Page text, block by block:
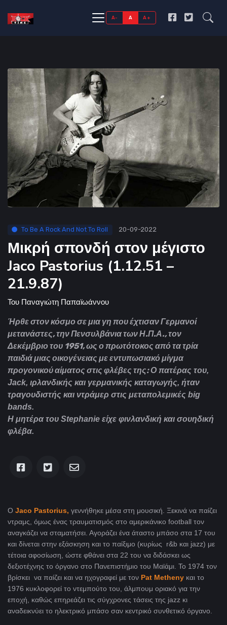
A- A A+
To Be A Rock And Not To Roll 20-09-2022
Μικρή σπονδή στον μέγιστο
Jaco Pastorius (1.12.51 –
21.9.87)
Του Παναγιώτη Παπαϊωάννου
Ήρθε στον κόσμο σε μια γη που έχτισαν Γερμανοί
μετανάστες, την Πενσυλβάνια των Η.Π.Α., τον
Δεκέμβριο του 1951, ως ο πρωτότοκος από τα τρία
παιδιά μιας οικογένειας με εντυπωσιακό μίγμα
προγονικού αίματος στις φλέβες της:Ο πατέρας του,
Jack, ιρλανδικής και γερμανικής καταγωγής, ήταν
τραγουδιστής και ντράμερ στις μεταπολεμικές big
bands.
Η μητέρα του Stephanie είχε φινλανδική και σουηδική
φλέβα.
Ο Jaco Pastorius, γεννήθηκε μέσα στη μουσική. Ξεκινά να παίζει
ντραμς, όμως ένας τραυματισμός στο αμερικάνικο football τον
αναγκάζει να σταματήσει. Αγοράζει ένα άταστο μπάσο στα 17 του
και δίνεται στην εξάσκηση και το παίξιμο (κυρίως r&b και jazz) με
τέτοια αφοσίωση, ώστε φθάνει στα 22 του να διδάσκει ως
δεξιοτέχνης το όργανο στο Πανεπιστήμιο του Μαϊάμι. Το 1974 τον
βρίσκει να παίζει και να ηχογραφεί με τον Pat Metheny και το
1976 κυκλοφορεί το ντεμπούτο του, άλμπουμ οριακό για την
εποχή, καθώς επηρεάζει τις σύγχρονες τάσεις της jazz κι
αναδεικνύει το ηλεκτρικό μπάσο σαν κεντρικό συνθετικό όργανο.